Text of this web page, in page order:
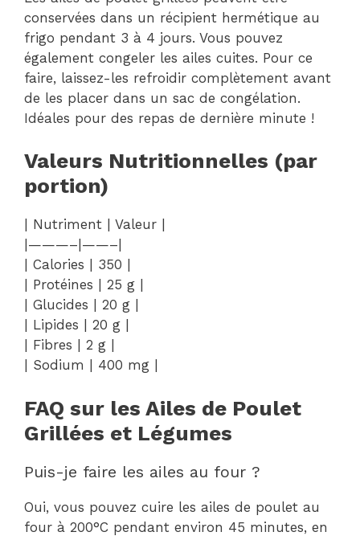
conservées dans un récipient hermétique au
frigo pendant 3 à 4 jours. Vous pouvez
également congeler les ailes cuites. Pour ce
faire, laissez-les refroidir complètement avant
de les placer dans un sac de congélation.
Idéales pour des repas de dernière minute !
Valeurs Nutritionnelles (par
portion)
| Nutriment | Valeur |
|———–|——–|
| Calories | 350 |
| Protéines | 25 g |
| Glucides | 20 g |
| Lipides | 20 g |
| Fibres | 2 g |
| Sodium | 400 mg |
FAQ sur les Ailes de Poulet
Grillées et Légumes
Puis-je faire les ailes au four ?
Oui, vous pouvez cuire les ailes de poulet au
four à 200°C pendant environ 45 minutes, en